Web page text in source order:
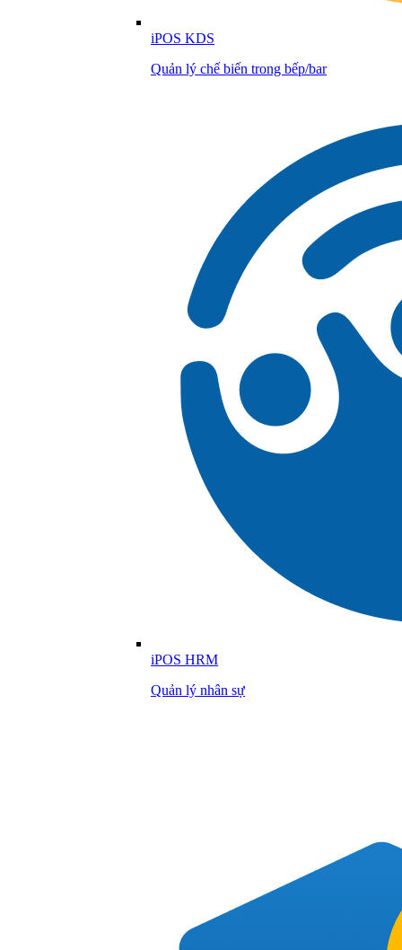
iPOS KDS
Quản lý chế biến trong bếp/bar
iPOS HRM
Quản lý nhân sự